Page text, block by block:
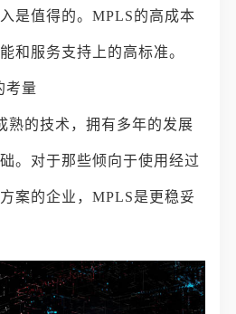
是值得的。MPLS的高成本
和服务支持上的高标准。
考量
熟的技术，拥有多年的发展
。对于那些倾向于使用经过
案的企业，MPLS是更稳妥